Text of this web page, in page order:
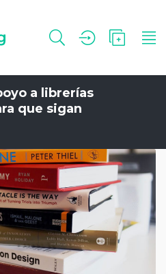
a librerías
que sigan